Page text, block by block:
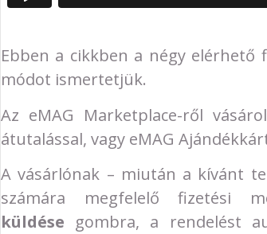
Ebben a cikkben a négy elérhető
módot ismertetjük.
Az eMAG Marketplace-ről
átutalással, vagy eMAG
A vásárlónak – miután a kívánt
számára megfelelő fizetési
küldése gombra, a rendelést